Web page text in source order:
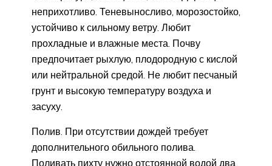
неприхотливо. Теневыносливо, морозостойко,
устойчиво к сильному ветру. Любит
прохладные и влажные места. Почву
предпочитает рыхлую, плодородную с кислой
или нейтральной средой. Не любит песчаный
грунт и высокую температуру воздуха и
засуху.
Полив. При отсутствии дождей требует
дополнительного обильного полива.
Поливать пихту нужно отстоянной водой два